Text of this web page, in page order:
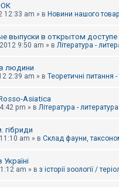
12:33 am » в Новини нашого
выпуски в открытом доступе
9:50 am » в Література -
людини
2:39 am » в Теоретичні питання
Asiatica
pm » в Література - литература
гібриди
am » в Склад фауни,
Україні
am » в з історії зоології /